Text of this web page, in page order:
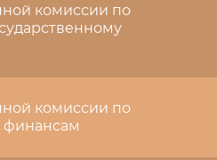
комиссии по
комиссии по
финансам